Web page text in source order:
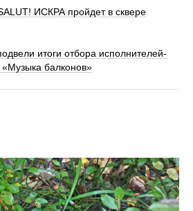
ИСКРА пройдет в сквере
итоги отбора исполнителей-
«Музыка балконов»